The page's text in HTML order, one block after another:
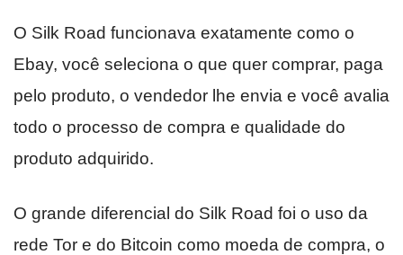
O Silk Road funcionava exatamente como o
Ebay, você seleciona o que quer comprar, paga
pelo produto, o vendedor lhe envia e você avalia
todo o processo de compra e qualidade do
produto adquirido.
O grande diferencial do Silk Road foi o uso da
rede Tor e do Bitcoin como moeda de compra, o